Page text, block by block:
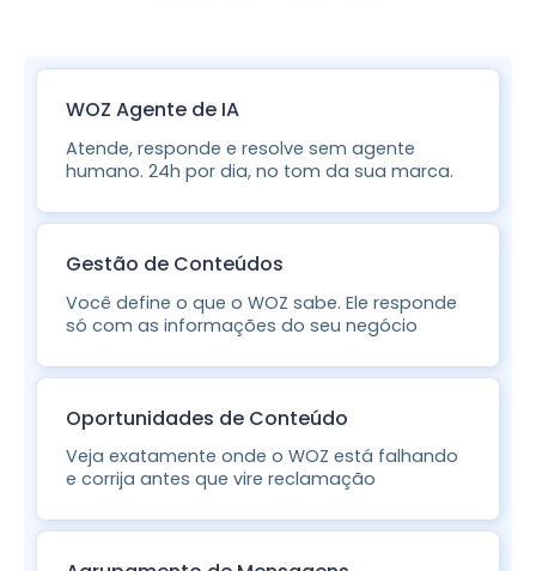
WOZ Agente de IA
Atende, responde e resolve sem agente
humano. 24h por dia, no tom da sua marca.
Gestão de Conteúdos
Você define o que o WOZ sabe. Ele responde
só com as informações do seu negócio
Oportunidades de Conteúdo
Veja exatamente onde o WOZ está falhando
e corrija antes que vire reclamação